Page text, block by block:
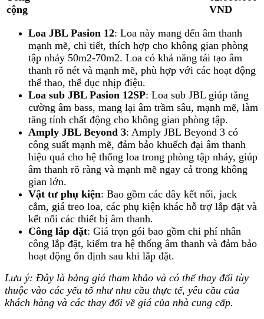
cộng
VND
Loa JBL Pasion 12: Loa này mang đến âm thanh
mạnh mẽ, chi tiết, thích hợp cho không gian phòng
tập nhảy 50m2-70m2. Loa có khả năng tái tạo âm
thanh rõ nét và mạnh mẽ, phù hợp với các hoạt động
thể thao, thể dục nhịp điệu.
Loa sub JBL Pasion 12SP: Loa sub JBL giúp tăng
cường âm bass, mang lại âm trầm sâu, mạnh mẽ, làm
tăng tính chất động cho không gian phòng tập.
Amply JBL Beyond 3: Amply JBL Beyond 3 có
công suất mạnh mẽ, đảm bảo khuếch đại âm thanh
hiệu quả cho hệ thống loa trong phòng tập nhảy, giúp
âm thanh rõ ràng và mạnh mẽ ngay cả trong không
gian lớn.
Vật tư phụ kiện: Bao gồm các dây kết nối, jack
cắm, giá treo loa, các phụ kiện khác hỗ trợ lắp đặt và
kết nối các thiết bị âm thanh.
Công lắp đặt: Giá trọn gói bao gồm chi phí nhân
công lắp đặt, kiểm tra hệ thống âm thanh và đảm bảo
hoạt động ổn định sau khi lắp đặt.
Lưu ý: Đây là bảng giá tham khảo và có thể thay đổi tùy
thuộc vào các yếu tố như nhu cầu thực tế, yêu cầu của
khách hàng và các thay đổi về giá của nhà cung cấp.